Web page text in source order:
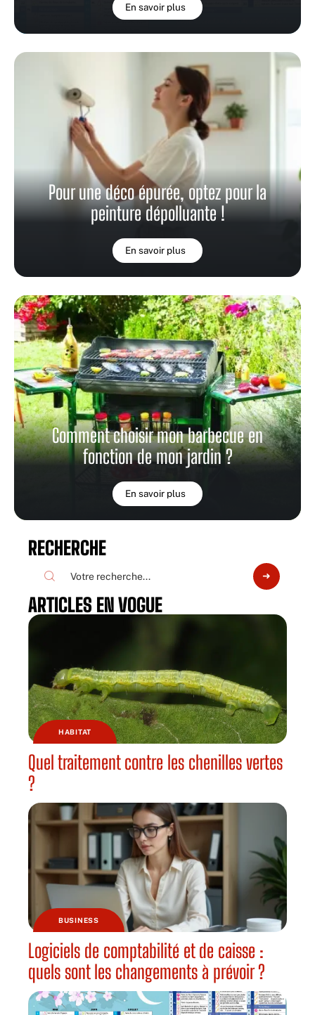
En savoir plus
Pour une déco épurée, optez pour la
peinture dépolluante !
En savoir plus
Comment choisir mon barbecue en
fonction de mon jardin ?
En savoir plus
RECHERCHE
ARTICLES EN VOGUE
HABITAT
Quel traitement contre les chenilles vertes
?
BUSINESS
Logiciels de comptabilité et de caisse :
quels sont les changements à prévoir ?